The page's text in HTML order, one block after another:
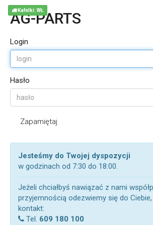
AG-PARTS
Login
Hasło
Zapamiętaj
Jesteśmy do Twojej dyspozycji
w godzinach od 7:30 do 18:00.
Jeżeli chciałbyś nawiązać z nami
przyjemnością odezwiemy się do
kontakt:
Tel. 609 180 100
Kafelki: WŁ